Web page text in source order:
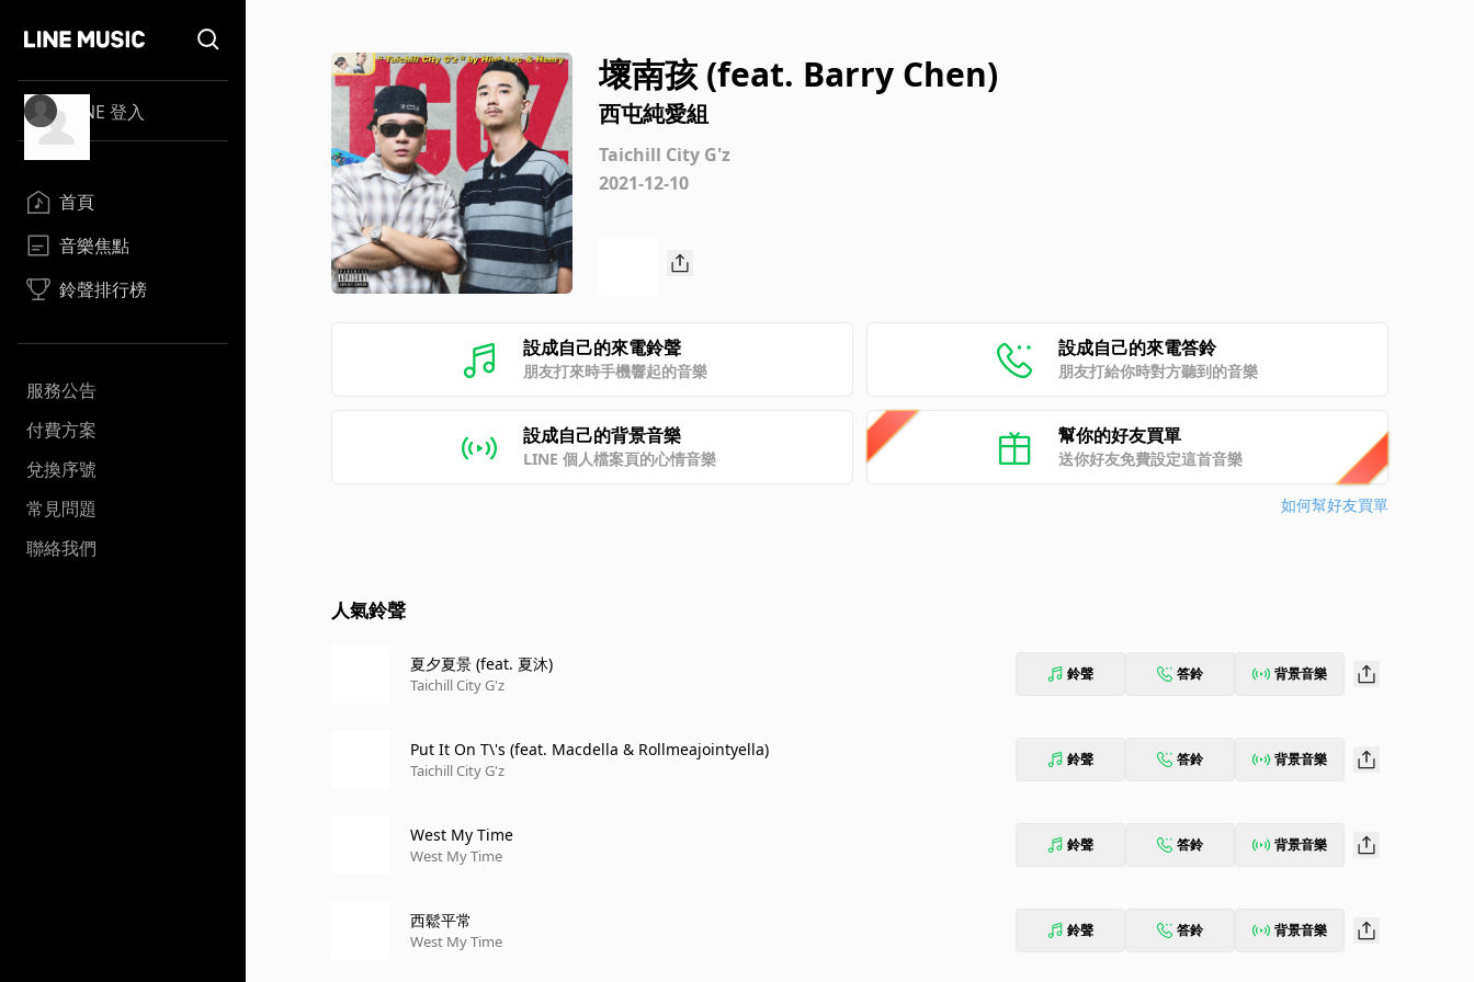
LINE 登入
首頁
音樂焦點
鈴聲排行榜
服務公告
付費方案
兌換序號
常見問題
聯絡我們
壞南孩 (feat. Barry Chen)
西屯純愛組
Taichill City G'z
2021-12-10
設成自己的來電鈴聲
朋友打來時手機響起的音樂
設成自己的來電答鈴
朋友打給你時對方聽到的音樂
設成自己的背景音樂
LINE 個人檔案頁的心情音樂
幫你的好友買單
送你好友免費設定這首音樂
如何幫好友買單
人氣鈴聲
夏夕夏景 (feat. 夏沐)
Taichill City G'z
鈴聲 答鈴 背景音樂
Put It On T\'s (feat. Macdella & Rollmeajointyella)
Taichill City G'z
鈴聲 答鈴 背景音樂
West My Time
West My Time
鈴聲 答鈴 背景音樂
西鬆平常
West My Time
鈴聲 答鈴 背景音樂